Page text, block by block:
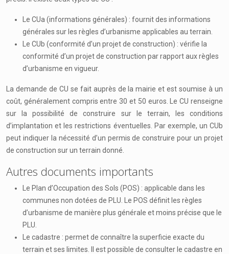
Le CUa (informations générales) : fournit des informations
générales sur les règles d’urbanisme applicables au terrain.
Le CUb (conformité d’un projet de construction) : vérifie la
conformité d’un projet de construction par rapport aux règles
d’urbanisme en vigueur.
La demande de CU se fait auprès de la mairie et est soumise à un
coût, généralement compris entre 30 et 50 euros. Le CU renseigne
sur la possibilité de construire sur le terrain, les conditions
d’implantation et les restrictions éventuelles. Par exemple, un CUb
peut indiquer la nécessité d’un permis de construire pour un projet
de construction sur un terrain donné.
Autres documents importants
Le Plan d’Occupation des Sols (POS) : applicable dans les
communes non dotées de PLU. Le POS définit les règles
d’urbanisme de manière plus générale et moins précise que le
PLU.
Le cadastre : permet de connaître la superficie exacte du
terrain et ses limites. Il est possible de consulter le cadastre en